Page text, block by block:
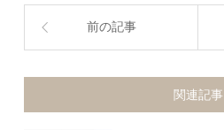
前の記事
関連記事